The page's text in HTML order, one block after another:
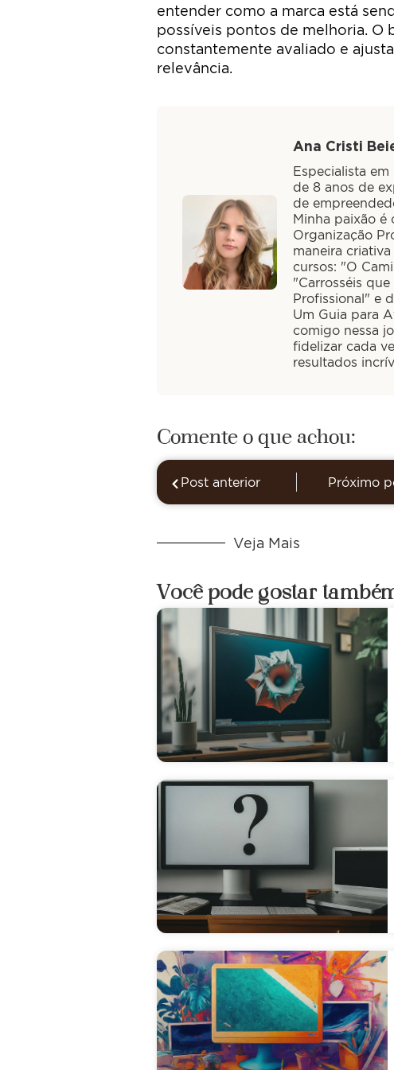
entender como a marca está
possíveis pontos de melhoria. O
constantemente avaliado e
relevância.
Ana Cristi
Especialista
de 8 anos de
de
Minha paixão é
Organização
maneira
cursos: "O
"Carrosséis
Profissional" e
Um Guia para
comigo nessa
fidelizar cada
resultados
Comente o que achou:
Post anterior Próximo
Veja Mais
Você pode gostar